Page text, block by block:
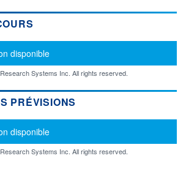
LIMITE À LA
HAUSSE
0,0000
-
disponible
Systems Inc. All rights reserved.
PRÉVISIONS
disponible
Systems Inc. All rights reserved.